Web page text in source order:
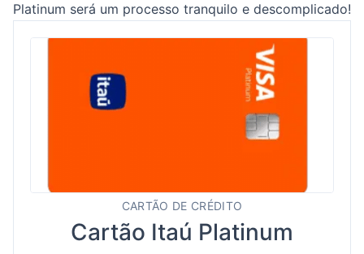
Platinum será um processo tranquilo e descomplicado!
CARTÃO DE CRÉDITO
Cartão Itaú Platinum